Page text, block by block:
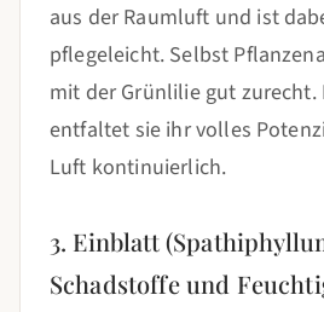
aus der Raumluft und ist
pflegeleicht. Selbst
mit der Grünlilie gut zurecht.
entfaltet sie ihr volles
Luft kontinuierlich.
3. Einblatt
Schadstoffe und